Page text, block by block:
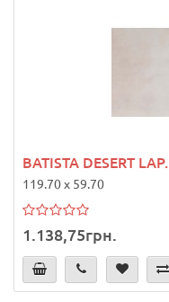
BATISTA DESERT LAP.
119.70 x 59.70
1.138,75грн.